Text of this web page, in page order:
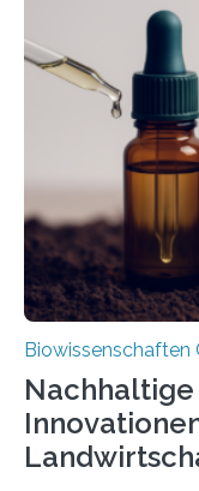
Region Kachin in
ausgezeichnetem
Art einer neuen
nun den Namen
fossile Nachweis
stellt gleichzeitig
Mückenlarve aus
Biowissenschaften
Nachhaltige